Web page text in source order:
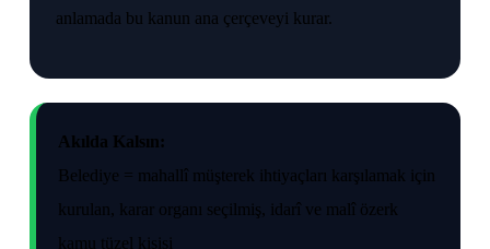
anlamada bu kanun ana çerçeveyi kurar.
Akılda Kalsın:
Belediye = mahallî müşterek ihtiyaçları karşılamak için
kurulan, karar organı seçilmiş, idarî ve malî özerk
kamu tüzel kişisi